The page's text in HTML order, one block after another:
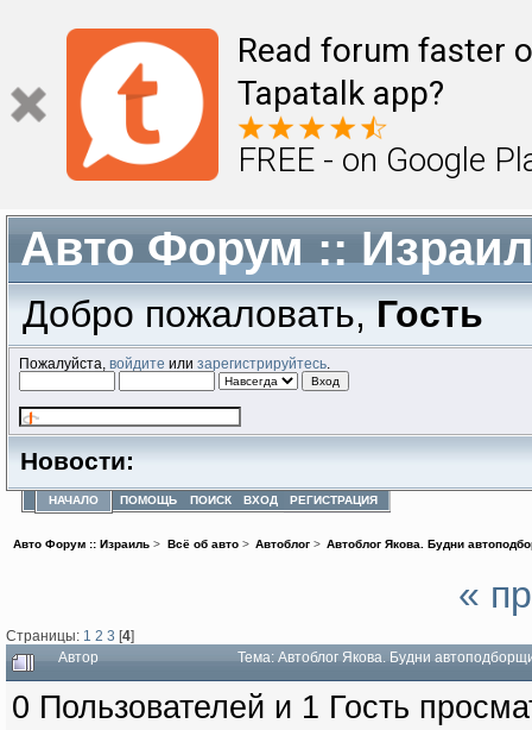
Read forum faster
Tapatalk app?
FREE - on Google
Авто Форум ::
Добро пожаловать,Гость
Пожалуйста,войдите илизарегистрируйтесь
Новости:
НАЧАЛО ПОМОЩЬ ПОИСК ВХОД РЕГИСТРАЦИЯ
Авто Форум :: Израиль > Всё об авто> Автоблог> Автоблог Якова. Будни
«
Страницы: 1 2 3 [4]
Автор Тема: Автоблог Якова. Будни
0 Пользователей и 1 Гость